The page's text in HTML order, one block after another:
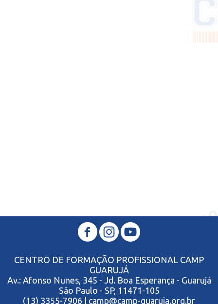
CENTRO DE FORMAÇÃO PROFISSIONAL CAMP
GUARUJÁ
Av.: Afonso Nunes, 345 - Jd. Boa Esperança - Guarujá
São Paulo - SP, 11471-105
(13) 3355-7906 | camp@camp-guaruja.org.br